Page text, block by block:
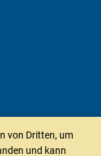
von Dritten, um
und kann